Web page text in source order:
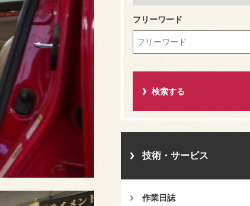
フリーワード
技術・サービス
作業日誌